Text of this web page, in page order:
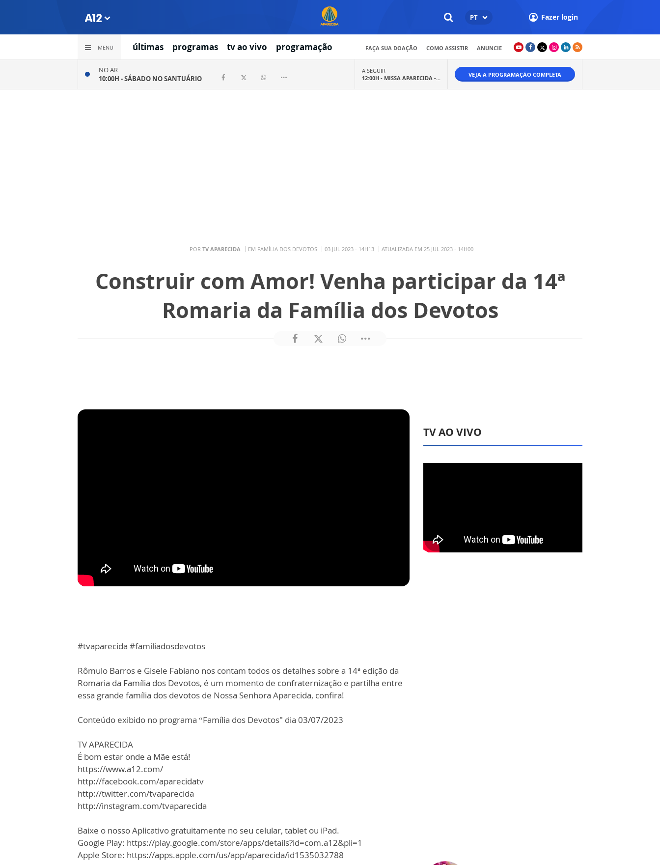
PT Fazer login
MENU últimas programas tv ao vivo programação FAÇA SUA DOAÇÃO COMO ASSISTIR ANUNCIE
NO AR
10:00H -SÁBADO NO SANTUÁRIO
A SEGUIR
12:00H - MISSA APARECIDA -... VEJA A PROGRAMAÇÃO COMPLETA
POR TV APARECIDA EM FAMÍLIA DOS DEVOTOS 03 JUL 2023 - 14H13 ATUALIZADA EM 25 JUL 2023 - 14H00
Construir com Amor! Venha participar da 14ª
Romaria da Família dos Devotos
#tvaparecida #familiadosdevotos
Rômulo Barros e Gisele Fabiano nos contam todos os detalhes sobre a 14ª edição da
Romaria da Família dos Devotos, é um momento de confraternização e partilha entre
essa grande família dos devotos de Nossa Senhora Aparecida, confira!
Conteúdo exibido no programa “Família dos Devotos" dia 03/07/2023
TV APARECIDA
É bom estar onde a Mãe está!
https://www.a12.com/
http://facebook.com/aparecidatv
http://twitter.com/tvaparecida
http://instagram.com/tvaparecida
Baixe o nosso Aplicativo gratuitamente no seu celular, tablet ou iPad.
Google Play: https://play.google.com/store/apps/details?id=com.a12&pli=1
Apple Store: https://apps.apple.com/us/app/aparecida/id1535032788
TV AO VIVO